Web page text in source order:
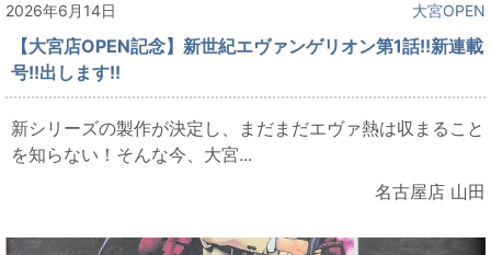
2026年6月14日 大宮OPEN
【大宮店OPEN記念】新世紀エヴァンゲリオン第1話!!新連載
号!!出します!!
新シリーズの製作が決定し、まだまだエヴァ熱は収まること
を知らない！そんな今、大宮...
名古屋店 山田